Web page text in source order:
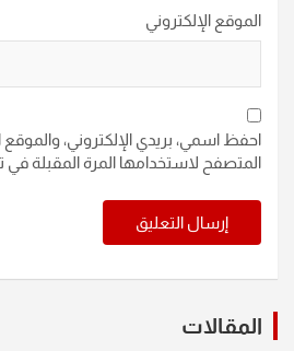
الموقع الإلكتروني
احفظ اسمي، بريدي الإلكتروني، والموقع
المتصفح لاستخدامها المرة المقبلة في
المقالات